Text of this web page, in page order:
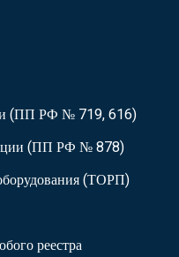
(ПП РФ № 719, 616)
(ПП РФ № 878)
(ТОРП)
реестра